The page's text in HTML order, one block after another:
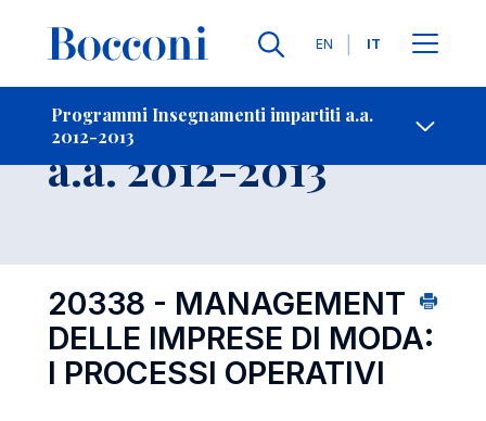
Lingue
EN IT
Programmi Insegnamenti impartiti a.a.
2012-2013
-
Insegnamento
a.a. 2012-2013
20338 - MANAGEMENT
DELLE IMPRESE DI MODA:
I PROCESSI OPERATIVI